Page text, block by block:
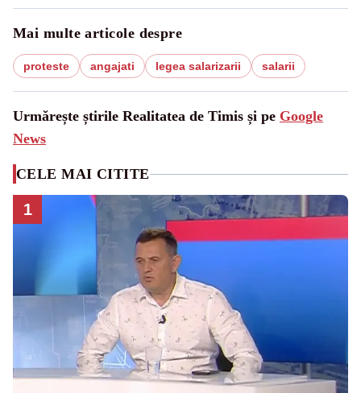
Mai multe articole despre
proteste angajati legea salarizarii salarii
Urmărește știrile Realitatea de Timis și pe Google
News
CELE MAI CITITE
1